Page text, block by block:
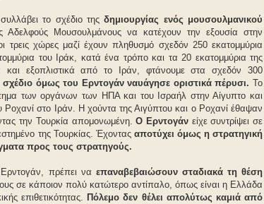
συλλάβει το σχέδιο τηςδημιουργίας ενός μουσουλμανικού
Αδελφούς Μουσουλμάνους να κατέχουν την εξουσία στην
τρεις χώρες μαζί έχουν πληθυσμό σχεδόν 250 εκατομμύρια
του Ιράκ, κατά ένα τρόπο και τα 20 εκατομμύρια της
και εξοπλιστικά από το Ιράν, φτάνουμε στα σχεδόν 300
όμως του Ερντογάν ναυάγησε οριστικά πέρυσι.Το
των οργάνων των ΗΠΑ και του Ισραήλ στην Αίγυπτο και
στο Ιράν. Η χούντα της Αιγύπτου και ο Ροχανί έθαψαν
την Τουρκία απομονωμένη.Ο Ερντογάν είχε συντρίψει σε
της Τουρκίας. Έχοντας αποτύχει όμως η στρατηγική
προς τους στρατηγούς.
πρέπει να επαναβεβαιώσουν σταδιακά τη θέση
σε κάποιον πολύ κατώτερο αντίπαλο, όπως είναι η Ελλάδα
επιθετικότητας. Πόλεμο δεν θέλει απολύτως καμιά από